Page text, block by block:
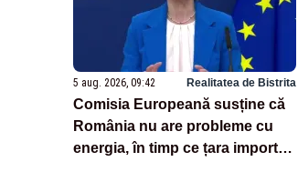
5 aug. 2026, 09:42 Realitatea de Bistrita
Comisia Europeană susține că
România nu are probleme cu
energia, în timp ce țara importă